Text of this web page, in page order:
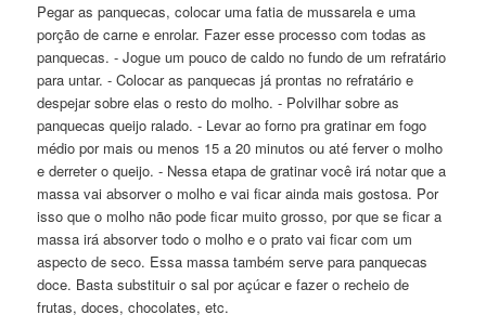
Pegar as panquecas, colocar uma fatia de mussarela e uma
porção de carne e enrolar. Fazer esse processo com todas as
panquecas. - Jogue um pouco de caldo no fundo de um refratário
para untar. - Colocar as panquecas já prontas no refratário e
despejar sobre elas o resto do molho. - Polvilhar sobre as
panquecas queijo ralado. - Levar ao forno pra gratinar em fogo
médio por mais ou menos 15 a 20 minutos ou até ferver o molho
e derreter o queijo. - Nessa etapa de gratinar você irá notar que a
massa vai absorver o molho e vai ficar ainda mais gostosa. Por
isso que o molho não pode ficar muito grosso, por que se ficar a
massa irá absorver todo o molho e o prato vai ficar com um
aspecto de seco. Essa massa também serve para panquecas
doce. Basta substituir o sal por açúcar e fazer o recheio de
frutas, doces, chocolates, etc.